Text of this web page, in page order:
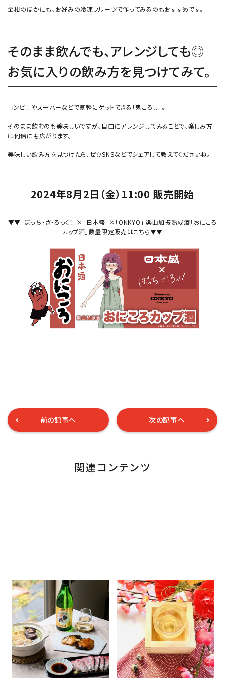
金柑のほかにも、お好みの冷凍フルーツで作ってみるのもおすすめです。
そのまま飲んでも、アレンジしても◎
お気に入りの飲み方を見つけてみて。
コンビニやスーパーなどで気軽にゲットできる「鬼ころし」。
そのまま飲むのも美味しいですが、自由にアレンジしてみることで、楽しみ方
は何倍にも広がります。
美味しい飲み方を見つけたら、ぜひSNSなどでシェアして教えてくださいね。
2024年8月2日（金）11:00 販売開始
▼▼「ぼっち・ざ・ろっく！」×「日本盛」×「ONKYO」 楽曲加振熟成酒「おにころ
カップ酒」数量限定販売はこちら▼▼
前の記事へ 次の記事へ
関連コンテンツ
100年以上変わらない味。日本
盛「惣花」と楽しむ、冬の日本酒
ペアリングメニュー
2026.02.06
商品情報
簡単レシピ
店長ブログ
お歳暮にもぴったり◎失敗し
ない日本酒ギフトの選び方＆お
すすめの日本酒を紹介
2025.11.12
店長ブログ